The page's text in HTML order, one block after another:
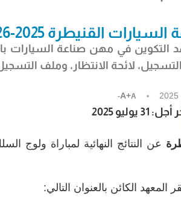
القنيطرة 2025-2026
التكوين في مهن صناعة السيارات
لائحة الانتظار، وملف
A+A-
31 يوليو 2025
عن النتائج النهائية لمباراة ولوج
الكائن بالعنوان التالي: